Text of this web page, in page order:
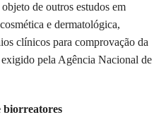
de outros estudos em
e dermatológica,
clínicos para comprovação da
pela Agência Nacional de
biorreatores